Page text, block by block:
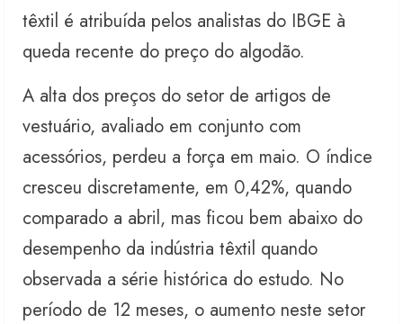
têxtil é atribuída pelos analistas do IBGE à
queda recente do preço do algodão.
A alta dos preços do setor de artigos de
vestuário, avaliado em conjunto com
acessórios, perdeu a força em maio. O índice
cresceu discretamente, em 0,42%, quando
comparado a abril, mas ficou bem abaixo do
desempenho da indústria têxtil quando
observada a série histórica do estudo. No
período de 12 meses, o aumento neste setor